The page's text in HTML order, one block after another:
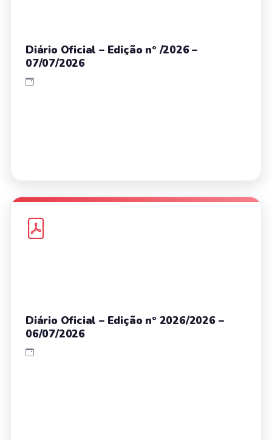
Diário Oficial – Edição nº /2026 –
07/07/2026
Diário Oficial – Edição nº 2026/2026 –
06/07/2026